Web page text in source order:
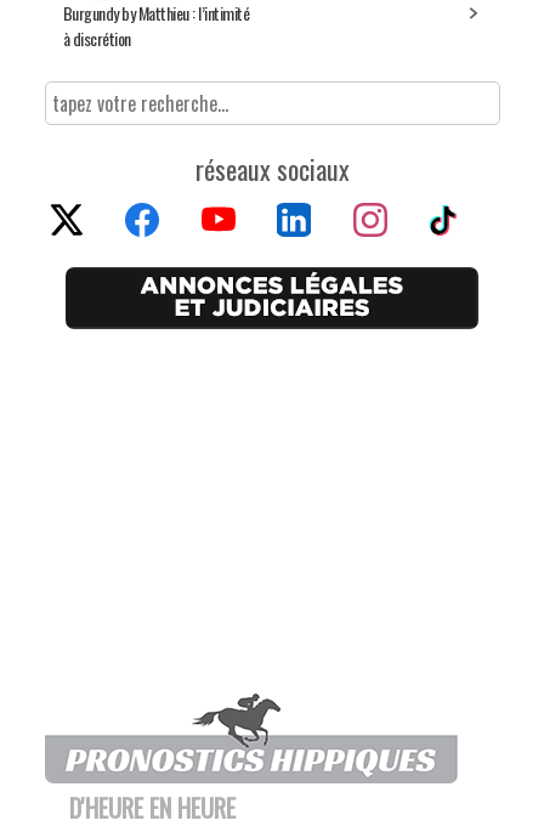
Burgundy by Matthieu : l’intimité
à discrétion
réseaux sociaux
D'HEURE EN HEURE